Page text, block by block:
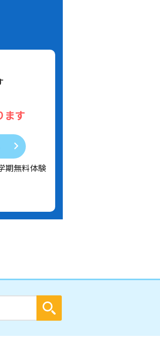
ます
期無料体験